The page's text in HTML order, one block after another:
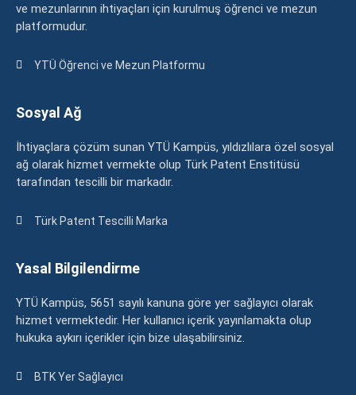
ve mezunlarının ihtiyaçları için kurulmuş öğrenci ve mezun
platformudur.
YTÜ Öğrenci ve Mezun Platformu
Sosyal Ağ
İhtiyaçlara çözüm sunan YTÜ Kampüs, yıldızlılara özel sosyal
ağ olarak hizmet vermekte olup Türk Patent Enstitüsü
tarafından tescilli bir markadır.
Türk Patent Tescilli Marka
Yasal Bilgilendirme
YTÜ Kampüs, 5651 sayılı kanuna göre yer sağlayıcı olarak
hizmet vermektedir. Her kullanıcı içerik yayınlamakta olup
hukuka aykırı içerikler için bize ulaşabilirsiniz.
BTK Yer Sağlayıcı